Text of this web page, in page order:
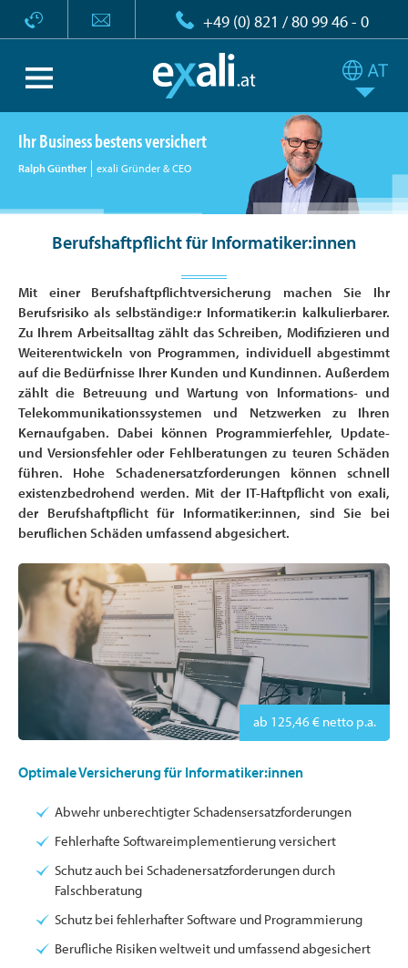
+49 (0) 821 / 80 99 46 - 0
Ihr Business bestens versichert
Ralph Günther exali Gründer & CEO
Berufshaftpflicht für Informatiker:innen
Mit einer Berufshaftpflichtversicherung machen Sie Ihr
Berufsrisiko als selbständige:r Informatiker:in kalkulierbarer.
Zu Ihrem Arbeitsalltag zählt das Schreiben, Modifizieren und
Weiterentwickeln von Programmen, individuell abgestimmt
auf die Bedürfnisse Ihrer Kunden und Kundinnen. Außerdem
zählt die Betreuung und Wartung von Informations- und
Telekommunikationssystemen und Netzwerken zu Ihren
Kernaufgaben. Dabei können Programmierfehler, Update-
und Versionsfehler oder Fehlberatungen zu teuren Schäden
führen. Hohe Schadenersatzforderungen können schnell
existenzbedrohend werden. Mit der IT-Haftpflicht von exali,
der Berufshaftpflicht für Informatiker:innen, sind Sie bei
beruflichen Schäden umfassend abgesichert.
ab 125,46 € netto p.a.
Optimale Versicherung für Informatiker:innen
Abwehr unberechtigter Schadensersatzforderungen
Fehlerhafte Softwareimplementierung versichert
Schutz auch bei Schadenersatzforderungen durch
Falschberatung
Schutz bei fehlerhafter Software und Programmierung
Berufliche Risiken weltweit und umfassend abgesichert